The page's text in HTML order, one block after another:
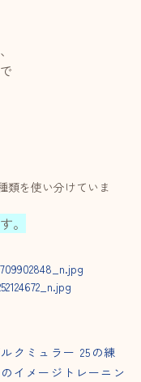
類を使い分けていま
。
クミュラー 25の練
イメージトレーニン